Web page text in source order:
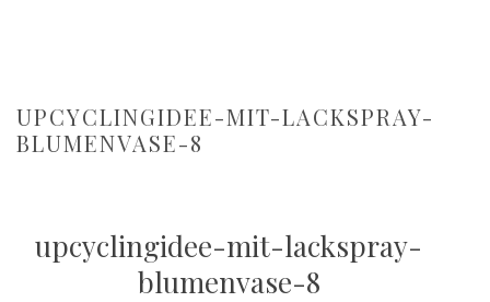
UPCYCLINGIDEE-MIT-LACKSPRAY-
BLUMENVASE-8
upcyclingidee-mit-lackspray-
blumenvase-8